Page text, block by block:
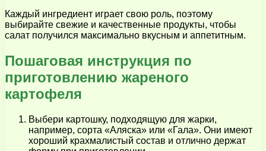
Каждый ингредиент играет свою роль, поэтому
выбирайте свежие и качественные продукты, чтобы
салат получился максимально вкусным и аппетитным.
Пошаговая инструкция по
приготовлению жареного
картофеля
Выбери картошку, подходящую для жарки,
например, сорта «Аляска» или «Гала». Они имеют
хороший крахмалистый состав и отлично держат